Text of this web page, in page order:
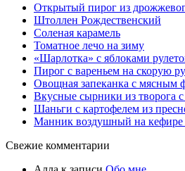
Открытый пирог из
Штоллен Рождественский
Соленая карамель
Томатное лечо на зиму
«Шарлотка» с яблоками
Пирог с вареньем на скорую
Овощная запеканка с мясным
Вкусные сырники из творога
Шаньги с картофелем из
Манник воздушный на кефире
Свежие комментарии